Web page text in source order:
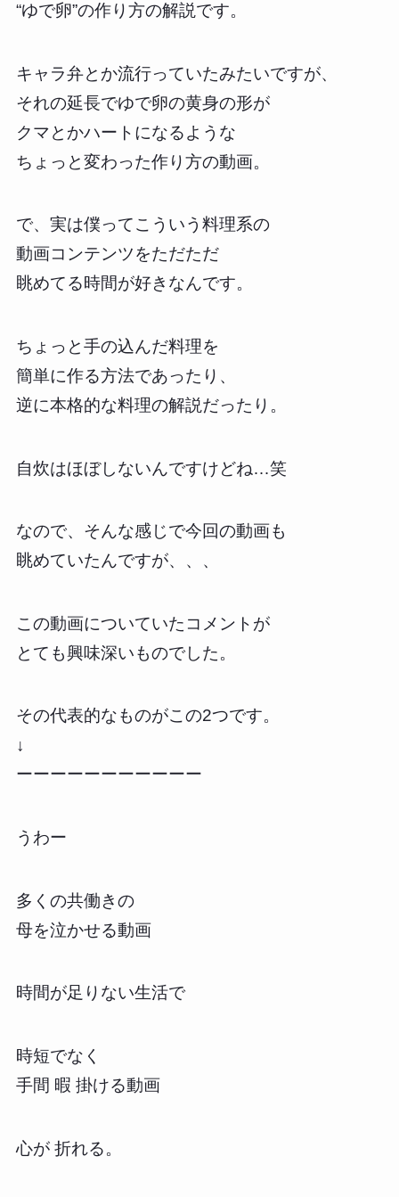
“ゆで卵”の作り方の解説です。
キャラ弁とか流行っていたみたいですが、
それの延長でゆで卵の黄身の形が
クマとかハートになるような
ちょっと変わった作り方の動画。
で、実は僕ってこういう料理系の
動画コンテンツをただただ
眺めてる時間が好きなんです。
ちょっと手の込んだ料理を
簡単に作る方法であったり、
逆に本格的な料理の解説だったり。
自炊はほぼしないんですけどね…笑
なので、そんな感じで今回の動画も
眺めていたんですが、、、
この動画についていたコメントが
とても興味深いものでした。
その代表的なものがこの2つです。
↓
ーーーーーーーーーーー
うわー
多くの共働きの
母を泣かせる動画
時間が足りない生活で
時短でなく
手間 暇 掛ける動画
心が 折れる。